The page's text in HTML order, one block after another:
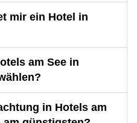
mir ein Hotel in
am See in
in Hotels am